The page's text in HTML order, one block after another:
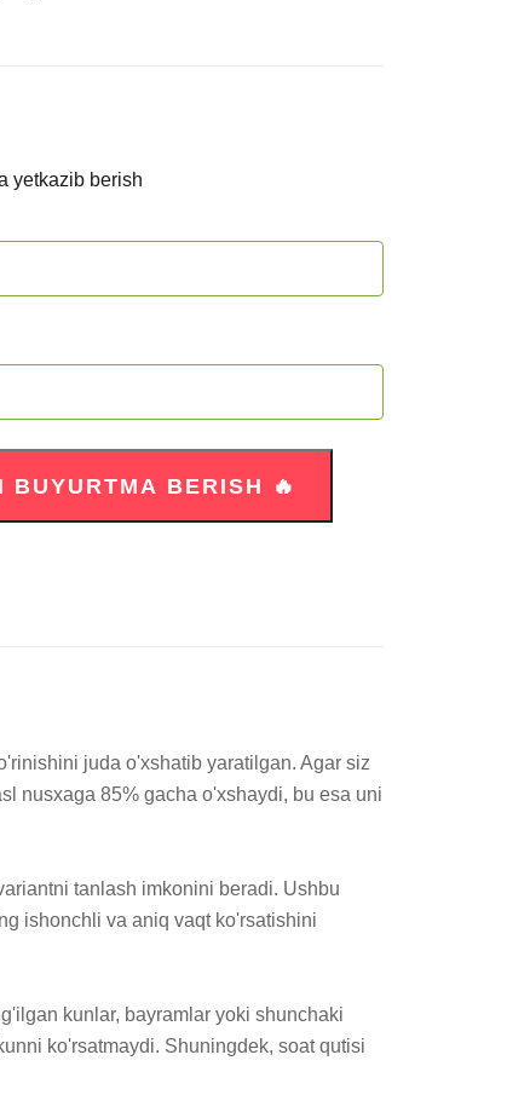
yetkazib berish
juda o'xshatib yaratilgan. Agar siz
nusxaga 85% gacha o'xshaydi, bu esa uni
tanlash imkonini beradi. Ushbu
ishonchli va aniq vaqt ko'rsatishini
kunlar, bayramlar yoki shunchaki
ko'rsatmaydi. Shuningdek, soat qutisi